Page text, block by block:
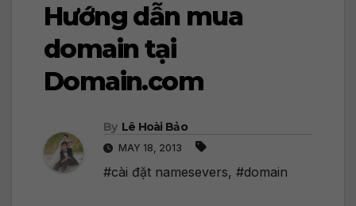
Hướng dẫn mua
domain tại
Domain.com
By Lê Hoài Bảo
MAY 18, 2013
#cài đặt namesevers, #domain